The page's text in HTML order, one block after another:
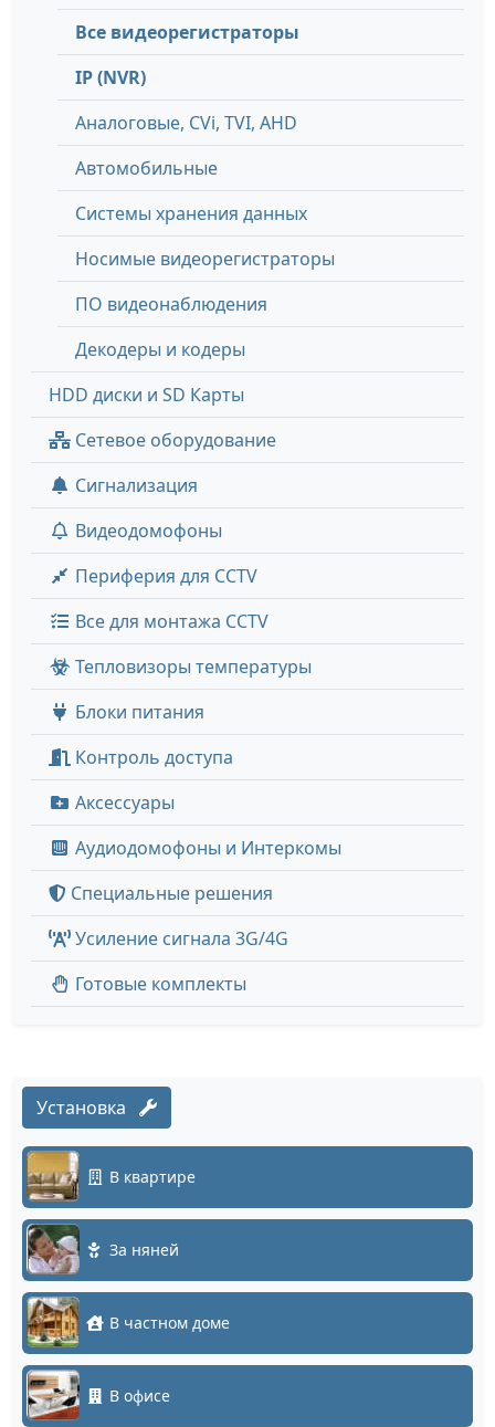
Все видеорегистраторы
IP (NVR)
Аналоговые, СVi, TVI, AHD
Автомобильные
Системы хранения данных
Носимые видеорегистраторы
ПО видеонаблюдения
Декодеры и кодеры
HDD диски и SD Карты
Сетевое оборудование
Сигнализация
Видеодомофоны
Периферия для CCTV
Все для монтажа CCTV
Тепловизоры температуры
Блоки питания
Контроль доступа
Аксессуары
Аудиодомофоны и Интеркомы
Специальные решения
Усиление сигнала 3G/4G
Готовые комплекты
Установка
В квартире
За няней
В частном доме
В офисе